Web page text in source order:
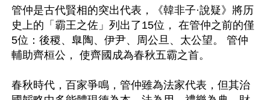
管仲是古代賢相的突出代表，《韓非子·說疑》將历
史上的「霸王之佐」列出了15位， 在管仲之前的僅
5位：後稷、臯陶、伊尹、周公旦、太公望。 管仲
輔助齊桓公， 使齊國成為春秋五霸之首。
春秋時代，百家爭鳴，管仲雖為法家代表，但其治